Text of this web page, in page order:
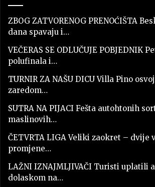
ZBOG ZATVORENOG PRENOĆIŠTA
dana spavaju i…
VEČERAS SE ODLUČUJE POBJEDNIK
polufinala i…
TURNIR ZA NAŠU DICU Villa Pino
zaredom…
SUTRA NA PIJACI Fešta autohtonih
maslinovih…
ČETVRTA LIGA Veliki zaokret – dvije
promjene…
LAŽNI IZNAJMLJIVAČI Turisti uplatili
dolaskom na…